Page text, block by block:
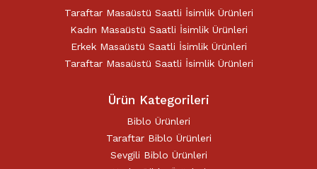
Taraftar Masaüstü Saatli İsimlik Ürünleri
Kadın Masaüstü Saatli İsimlik Ürünleri
Erkek Masaüstü Saatli İsimlik Ürünleri
Taraftar Masaüstü Saatli İsimlik Ürünleri
Ürün Kategorileri
Biblo Ürünleri
Taraftar Biblo Ürünleri
Sevgili Biblo Ürünleri